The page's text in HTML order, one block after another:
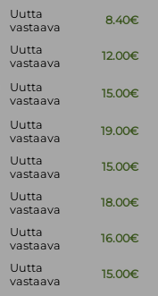
Uutta
vastaava
8.40€
Uutta
vastaava
12.00€
Uutta
vastaava
15.00€
Uutta
vastaava
19.00€
Uutta
vastaava
15.00€
Uutta
vastaava
18.00€
Uutta
vastaava
16.00€
Uutta
vastaava
15.00€